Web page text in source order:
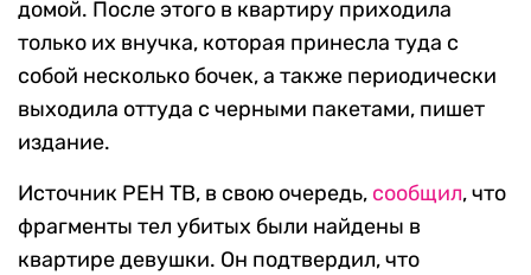
домой. После этого в квартиру приходила
только их внучка, которая принесла туда с
собой несколько бочек, а также периодически
выходила оттуда с черными пакетами, пишет
издание.
Источник РЕН ТВ, в свою очередь, сообщил, что
фрагменты тел убитых были найдены в
квартире девушки. Он подтвердил, что